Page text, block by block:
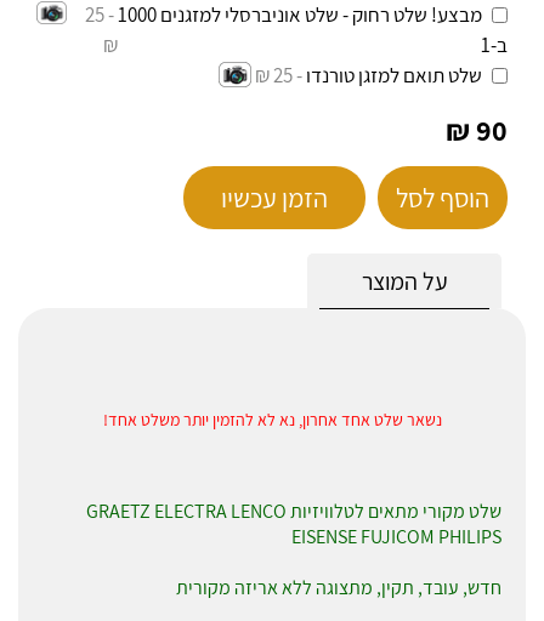
מבצע! שלט רחוק - שלט אוניברסלי למזגנים 1000
ב-1
- 25
₪
שלט תואם למזגן טורנדו- 25 ₪
90 ₪
הוסף לסל הזמן עכשיו
על המוצר
נשאר שלט אחד אחרון, נא לא להזמין יותר משלט אחד!
שלט מקורי מתאים לטלוויזיות GRAETZ ELECTRA LENCO
EISENSE FUJICOM PHILIPS
חדש, עובד, תקין, מתצוגה ללא אריזה מקורית